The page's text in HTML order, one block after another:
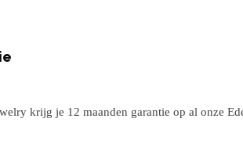
krijg je 12 maanden garantie op al onze